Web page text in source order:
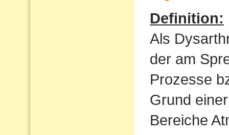
Definition:
Als
der am
Prozesse
Grund
Bereiche